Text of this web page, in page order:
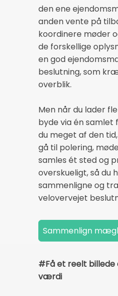
den ene
anden vente på
koordinere møder
de forskellige
en god
beslutning, som
overblik.
Men når du lader
byde via én samlet
du meget af den
gå til polering,
samles ét sted og
overskueligt, så du
sammenligne og
velovervejet
#Få et reelt
værdi